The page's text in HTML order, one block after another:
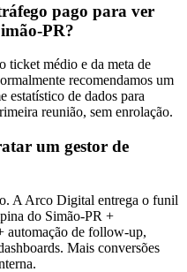
pago para ver
PR?
ticket médio e da meta de
recomendamos um
estatístico de dados para
reunião, sem enrolação.
um gestor de
A Arco Digital entrega o funil
do Simão-PR +
automação de follow-up,
Mais conversões